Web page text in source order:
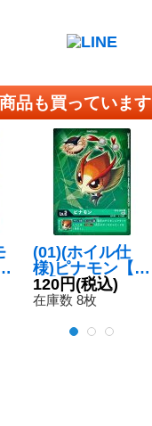
品も買っています
(01)(ホイル仕
様)ピナモン【U
-P】{BT6-004}
《緑》
120円(税込)
在庫数 8枚